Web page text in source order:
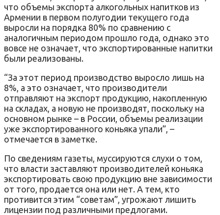
что объемы экспорта алкогольных напитков из
Армении в первом полугодии текущего года
выросли на порядка 80% по сравнению с
аналогичным периодом прошло года, однако это
вовсе не означает, что экспортированные напитки
были реализованы.
“За этот период производство выросло лишь на
8%, а это означает, что производители
отправляют на экспорт продукцию, накопленную
на складах, а новую не производят, поскольку на
основном рынке – в России, объемы реализации
уже экспортированного коньяка упали”, –
отмечается в заметке.
По сведениям газеты, муссируются слухи о том,
что власти заставляют производителей коньяка
экспортировать свою продукцию вне зависимости
от того, продается она или нет. А тем, кто
противится этим “советам”, угрожают лишить
лицензии под различными предлогами.